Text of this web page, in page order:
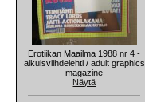
Erotiikan Maailma 1988 nr 4 -
aikuisviihdelehti / adult graphics
magazine
Näytä